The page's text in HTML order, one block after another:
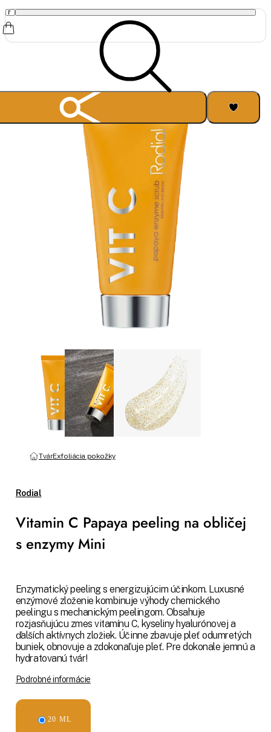
TvárExfoliácia pokožky
Rodial
Vitamin C Papaya peeling na obličej
s enzymy Mini
Enzymatický peeling s energizujúcim účinkom. Luxusné
enzýmové zloženie kombinuje výhody chemického
peelingu s mechanickým peelingom. Obsahuje
rozjasňujúcu zmes vitamínu C, kyseliny hyalurónovej a
ďalších aktívnych zložiek. Účinne zbavuje pleť odumretých
buniek, obnovuje a zdokonaľuje pleť. Pre dokonale jemnú a
hydratovanú tvár!
Podrobné informácie
20 ML